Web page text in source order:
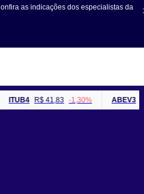
as indicações dos especialistas da
ITUB4 R$ 41,83 -1,30% ABEV3